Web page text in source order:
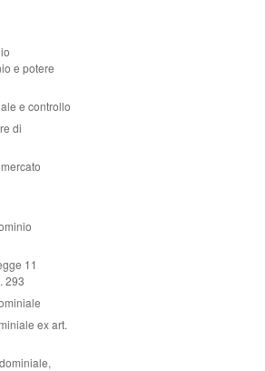
e potere
e controllo
di
11
293
ex art.